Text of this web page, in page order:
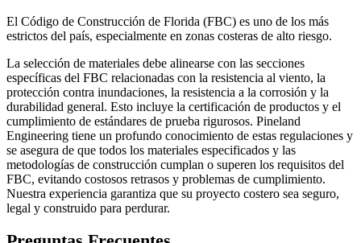
El Código de Construcción de Florida (FBC) es uno de los más
estrictos del país, especialmente en zonas costeras de alto riesgo.
La selección de materiales debe alinearse con las secciones
específicas del FBC relacionadas con la resistencia al viento, la
protección contra inundaciones, la resistencia a la corrosión y la
durabilidad general. Esto incluye la certificación de productos y el
cumplimiento de estándares de prueba rigurosos. Pineland
Engineering tiene un profundo conocimiento de estas regulaciones y
se asegura de que todos los materiales especificados y las
metodologías de construcción cumplan o superen los requisitos del
FBC, evitando costosos retrasos y problemas de cumplimiento.
Nuestra experiencia garantiza que su proyecto costero sea seguro,
legal y construido para perdurar.